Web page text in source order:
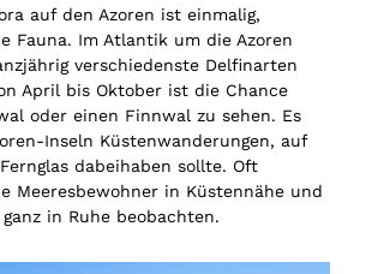
auf den Azoren ist einmalig,
Fauna. Im Atlantik um die Azoren
verschiedenste Delfinarten
April bis Oktober ist die Chance
oder einen Finnwal zu sehen. Es
Inseln Küstenwanderungen, auf
dabeihaben sollte. Oft
Meeresbewohner in Küstennähe und
in Ruhe beobachten.